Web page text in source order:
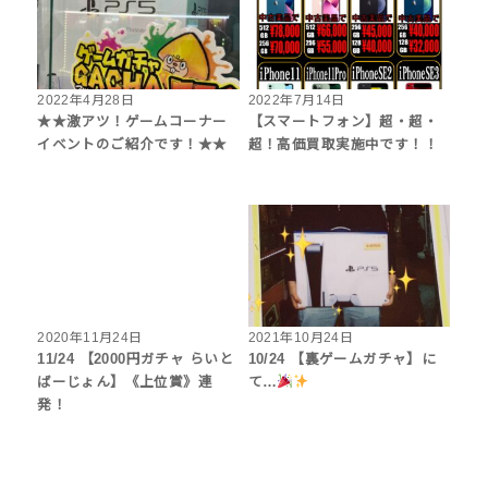
2022年4月28日
★★激アツ！ゲームコーナー
イベントのご紹介です！★★
2022年7月14日
【スマートフォン】超・超・
超！高価買取実施中です！！
2020年11月24日
11/24 【2000円ガチャ らいと
ばーじょん】《上位賞》連
発！
2021年10月24日
10/24 【裏ゲームガチャ】に
て…